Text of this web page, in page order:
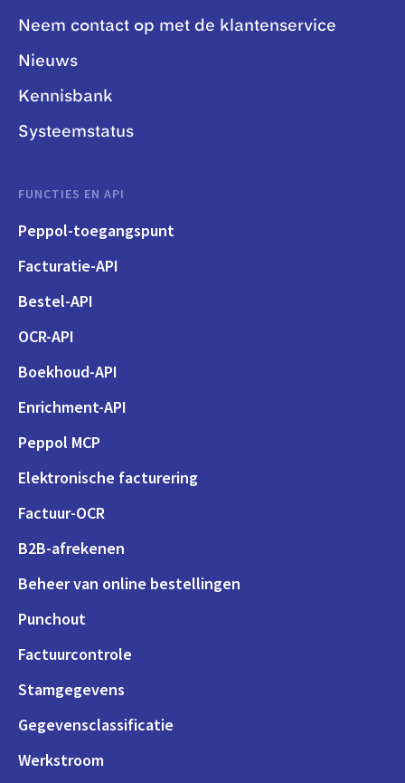
Neem contact op met de klantenservice
Nieuws
Kennisbank
Systeemstatus
FUNCTIES EN API
Peppol-toegangspunt
Facturatie-API
Bestel-API
OCR-API
Boekhoud-API
Enrichment-API
Peppol MCP
Elektronische facturering
Factuur-OCR
B2B-afrekenen
Beheer van online bestellingen
Punchout
Factuurcontrole
Stamgegevens
Gegevensclassificatie
Werkstroom